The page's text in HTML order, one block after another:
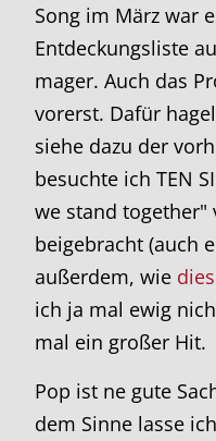
Song im März war
Entdeckungsliste
mager. Auch das
vorerst. Dafür
siehe dazu der
besuchte ich TEN
we stand together"
beigebracht (auch
außerdem, wie
ich ja mal ewig
mal ein großer Hit.
Pop ist ne gute
dem Sinne lasse